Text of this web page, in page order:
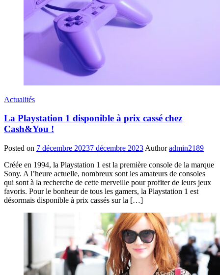
Actualités
La Playstation 1 disponible à prix cassé chez
Cash&You !
Posted on 7 décembre 20237 décembre 2023 Author admin2189
Créée en 1994, la Playstation 1 est la première console de la marque
Sony. A l’heure actuelle, nombreux sont les amateurs de consoles
qui sont à la recherche de cette merveille pour profiter de leurs jeux
favoris. Pour le bonheur de tous les gamers, la Playstation 1 est
désormais disponible à prix cassés sur la […]